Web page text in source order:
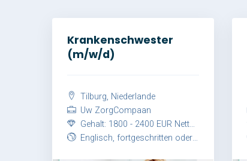
Krankenschwester
(m/w/d)
Tilburg, Niederlande
Uw ZorgCompaan
Gehalt: 1800 - 2400 EUR Netto / Monat
Englisch, fortgeschritten oder Niederländisch, fortgeschritten